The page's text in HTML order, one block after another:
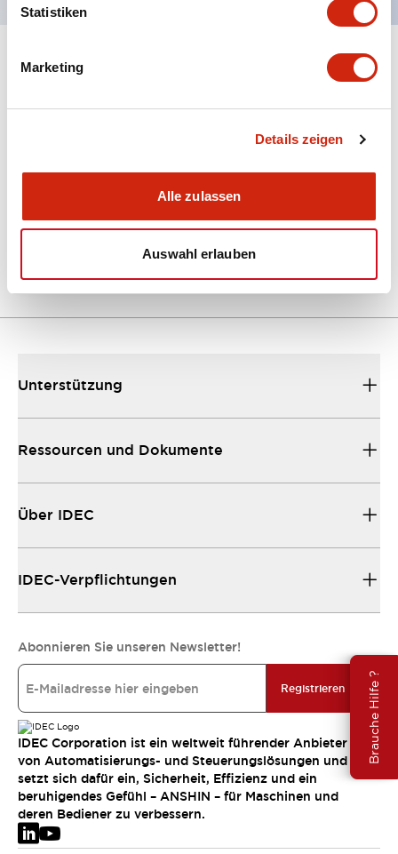
Statistiken
Marketing
Details zeigen
Alle zulassen
Auswahl erlauben
Brauche Hilfe ?
Dokumente und Dateien
Bedienungsanleitung
10/10/2024.PDF5.62MB
Unterstützung
Ressourcen und Dokumente
Über IDEC
IDEC-Verpflichtungen
Abonnieren Sie unseren Newsletter!
Registrieren
IDEC Corporation ist ein weltweit führender Anbieter
von Automatisierungs- und Steuerungslösungen und
setzt sich dafür ein, Sicherheit, Effizienz und ein
beruhigendes Gefühl – ANSHIN – für Maschinen und
deren Bediener zu verbessern.